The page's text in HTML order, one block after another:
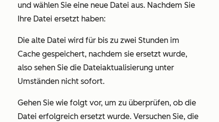
und wählen Sie eine neue Datei aus. Nachdem Sie
Ihre Datei ersetzt haben:
Die alte Datei wird für bis zu zwei Stunden im
Cache gespeichert, nachdem sie ersetzt wurde,
also sehen Sie die Dateiaktualisierung unter
Umständen nicht sofort.
Gehen Sie wie folgt vor, um zu überprüfen, ob die
Datei erfolgreich ersetzt wurde. Versuchen Sie, die